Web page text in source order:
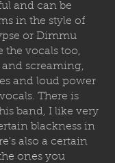
and can be
in the style of
or Dimmu
the vocals too,
screaming,
and loud power
There is
band, I like very
blackness in
also a certain
ones you